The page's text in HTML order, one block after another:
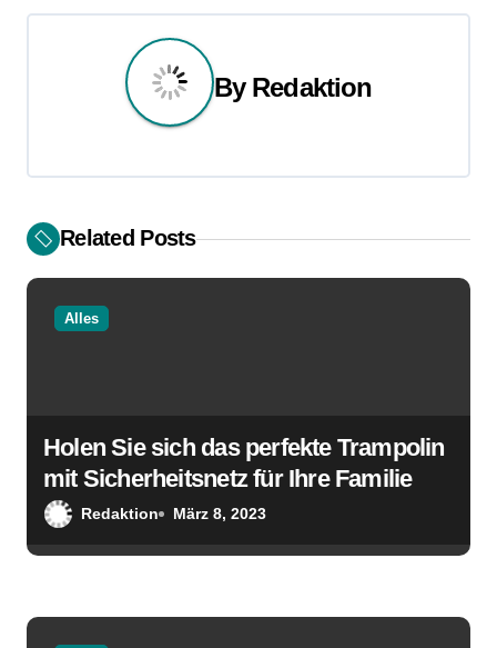
t
n
a
g
o
By Redaktion
Related Posts
Alles
Holen Sie sich das perfekte Trampolin
mit Sicherheitsnetz für Ihre Familie
Redaktion März 8, 2023